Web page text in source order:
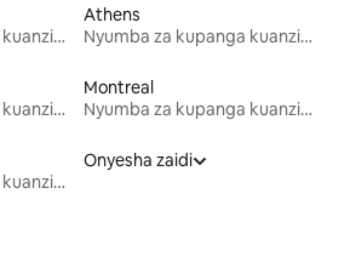
Nyumba za kupanga kuanzia mwezi mmoja
Athens
Nyumba za kupanga kuanzia mwezi mmoja
Nyumba za kupanga kuanzia mwezi mmoja
Montreal
Nyumba za kupanga kuanzia mwezi mmoja
Nyumba za kupanga kuanzia mwezi mmoja
Onyesha zaidi